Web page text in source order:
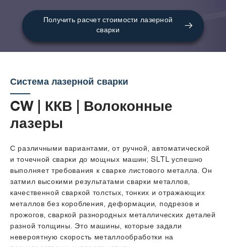
Получить расчет стоимости лазерной
сварки
Система лазерной сварки
CW | ККВ | Волоконные
лазеры
С различными вариантами, от ручной, автоматической
и точечной сварки до мощных машин; SLTL успешно
выполняет требования к сварке листового металла. Он
затмил высокими результатами сварки металлов,
качественной сваркой толстых, тонких и отражающих
металлов без коробления, деформации, подрезов и
прожогов, сваркой разнородных металлических деталей
разной толщины. Это машины, которые задали
невероятную скорость металлообработки на